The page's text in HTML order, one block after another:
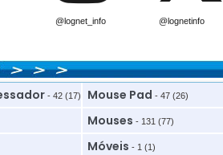
@lognet_info @lognetinfo
- 42 (17) Mouse Pad - 47 (26)
Mouses - 131 (77)
Móveis - 1 (1)